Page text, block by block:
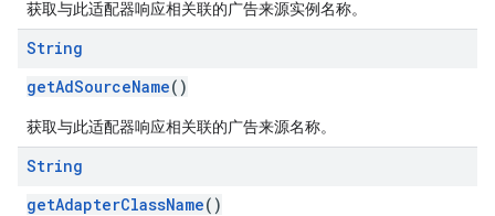
获取与此适配器响应相关联的广告来源实例名称。
String
getAdSourceName()
获取与此适配器响应相关联的广告来源名称。
String
getAdapterClassName()